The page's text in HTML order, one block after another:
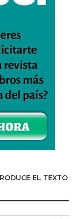
EL TEXTO